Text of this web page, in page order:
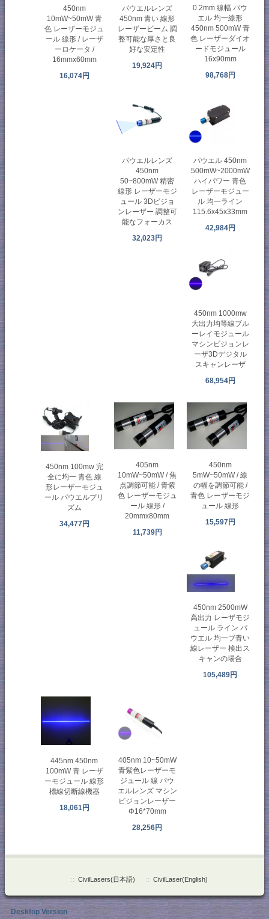
450nm
10mW~50mW 青
色 レーザーモジュ
ール 線形 / レーザ
ーロケータ /
16mmx60mm
16,074円
パウエルレンズ
450nm 青い 線形
レーザービーム 調
整可能な厚さと良
好な安定性
19,924円
0.2mm 線幅 パウ
エル 均一線形
450nm 500mW 青
色 レーザーダイオ
ードモジュール
16x90mm
98,768円
パウエルレンズ
450nm
50~800mW 精密
線形 レーザーモジ
ュール 3Dビジョ
ンレーザー 調整可
能なフォーカス
32,023円
パウエル 450nm
500mW~2000mW
ハイパワー 青色
レーザーモジュー
ル 均一ライン
115.6x45x33mm
42,984円
450nm 1000mw
大出力均等線ブル
ーレイモジュール
マシンビジョンレ
ーザ3Dデジタル
スキャンレーザ
68,954円
450nm 100mw 完
全に均一 青色 線
形レーザーモジュ
ール パウエルプリ
ズム
34,477円
405nm
10mW~50mW / 焦
点調節可能 / 青紫
色 レーザーモジュ
ール 線形 /
20mmx80mm
11,739円
450nm
5mW~50mW / 線
の幅を調節可能 /
青色 レーザーモジ
ュール 線形
15,597円
450nm 2500mW
高出力 レーザモジ
ュール ライン パ
ウエル 均一ブ青い
線レーザー 検出ス
キャンの場合
105,489円
445nm 450nm
100mW 青 レーザ
ーモジュール 線形
標線切断線機器
18,061円
405nm 10~50mW
青紫色レーザーモ
ジュール 線 パウ
エルレンズ マシン
ビジョンレーザー
Φ16*70mm
28,256円
:: CivilLasers(日本語) :: CivilLaser(English)
Desktop Version